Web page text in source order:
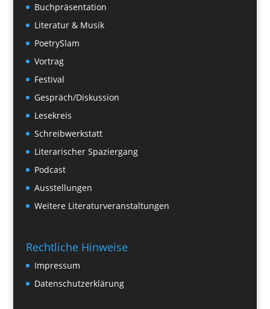
Buchpräsentation
Literatur & Musik
PoetrySlam
Vortrag
Festival
Gespräch/Diskussion
Lesekreis
Schreibwerkstatt
Literarischer Spaziergang
Podcast
Ausstellungen
Weitere Literaturveranstaltungen
Rechtliche Hinweise
Impressum
Datenschutzerklärung